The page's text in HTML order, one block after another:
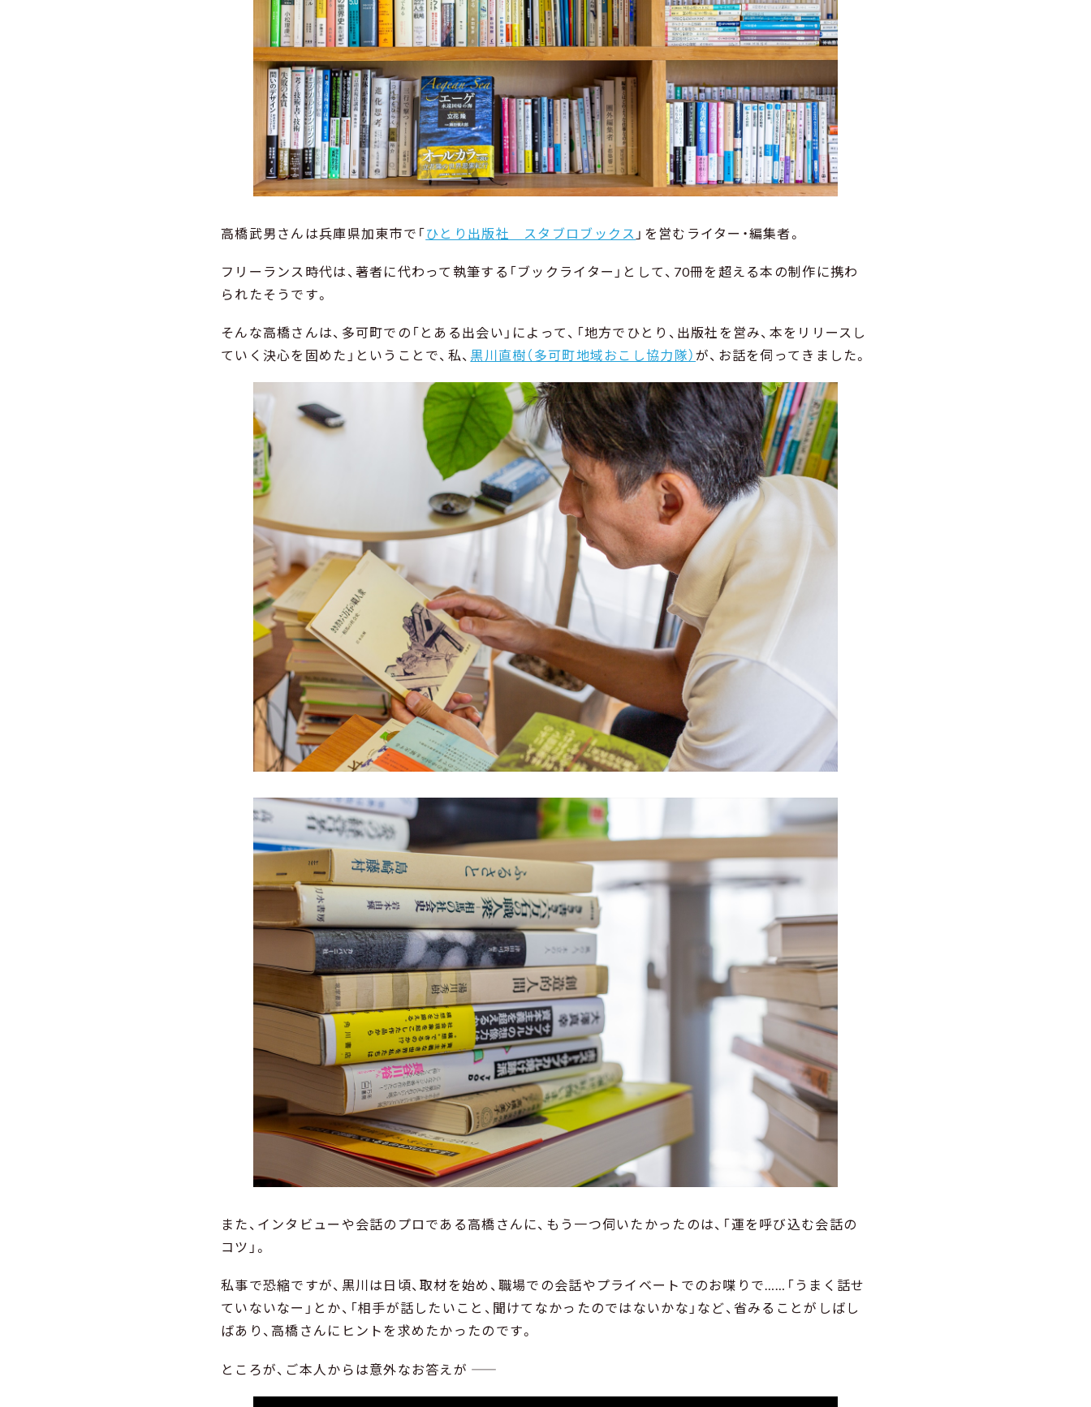
高橋武男さんは兵庫県加東市で「ひとり出版社 スタブロブックス 」を営むライター・編集者。
フリーランス時代は、著者に代わって執筆する「ブックライター」として、70冊を超える本の制作に携わ
られたそうです。
そんな高橋さんは、多可町での「とある出会い」によって、「地方でひとり、出版社を営み、本をリリースし
ていく決心を固めた」ということで、私、 黒川直樹（多可町地域おこし協力隊）が、お話を伺ってきました。
また、インタビューや会話のプロである高橋さんに、もう一つ伺いたかったのは、「運を呼び込む会話の
コツ」。
私事で恐縮ですが、黒川は日頃、取材を始め、職場での会話やプライベートでのお喋りで……「うまく話せ
ていないなー」とか、「相手が話したいこと、聞けてなかったのではないかな」など、省みることがしばし
ばあり、高橋さんにヒントを求めたかったのです。
ところが、ご本人からは意外なお答えが ――